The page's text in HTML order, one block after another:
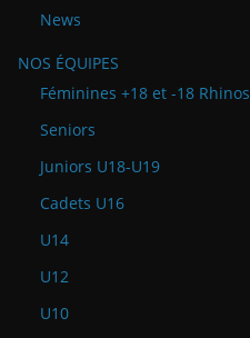
News
NOS ÉQUIPES
Féminines +18 et -18 Rhinos
Seniors
Juniors U18-U19
Cadets U16
U14
U12
U10